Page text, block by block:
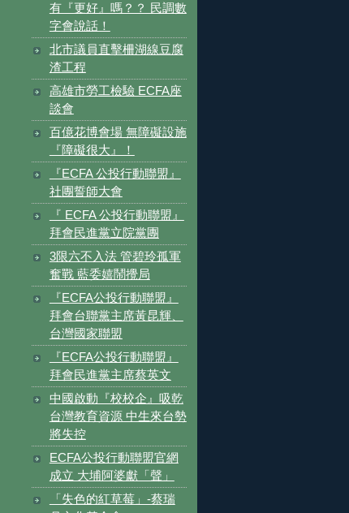
有『更好』嗎？？ 民調數
字會說話！
北市議員直擊柵湖線豆腐
渣工程
高雄市勞工檢驗 ECFA座
談會
百億花博會場 無障礙設施
『障礙很大』！
『ECFA 公投行動聯盟』
社團誓師大會
『 ECFA 公投行動聯盟』
拜會民進黨立院黨團
3限六不入法 管碧玲孤軍
奮戰 藍委嬉鬧攪局
『ECFA公投行動聯盟』
拜會台聯黨主席黃昆輝、
台灣國家聯盟
『ECFA公投行動聯盟』
拜會民進黨主席蔡英文
中國啟動『校校企』吸乾
台灣教育資源 中生來台勢
將失控
ECFA公投行動聯盟官網
成立 大埔阿婆獻「聲」
「失色的紅草莓」-蔡瑞